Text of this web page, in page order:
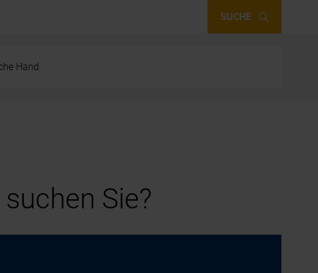
SUCHE
Hand
Sie?